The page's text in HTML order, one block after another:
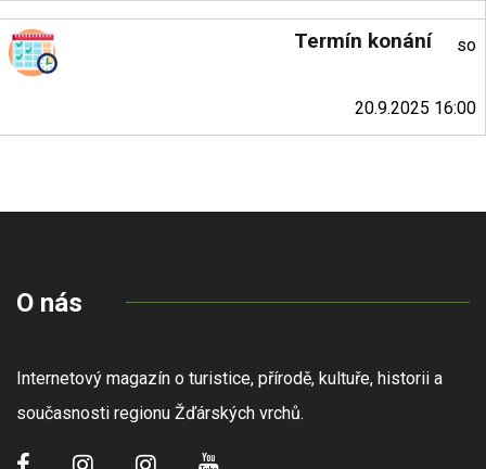
Termín konání so
20.9.2025 16:00
O nás
Internetový magazín o turistice, přírodě, kultuře, historii a
současnosti regionu Žďárských vrchů.